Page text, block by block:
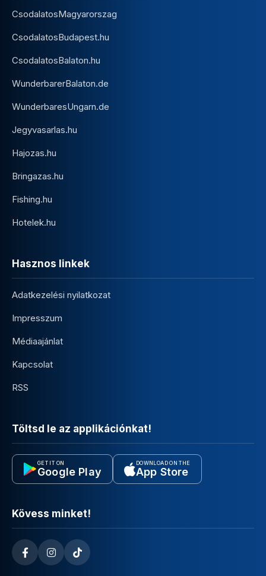
CsodalatosMagyarorszag
CsodalatosBudapest.hu
CsodalatosBalaton.hu
WunderbarerBalaton.de
WunderbaresUngarn.de
Jegyvasarlas.hu
Hajozas.hu
Bringazas.hu
Fishing.hu
Hotelek.hu
Hasznos linkek
Adatkezelési nyilatkozat
Impresszum
Médiaajánlat
Kapcsolat
RSS
Töltsd le az applikációnkat!
GET IT ON
Google Play
DOWNLOAD ON THE
App Store
Kövess minket!